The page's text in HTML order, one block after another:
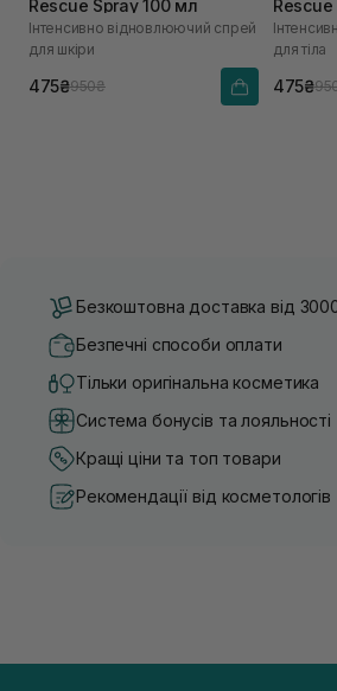
Rescue Spray 100 мл
Інтенсивно відновлюючий спрей
для шкіри
475₴950₴
для тіла
475₴
Безкоштовна доставка від
Безпечні способи оплати
Тільки оригінальна косметика
Система бонусів та лояльності
Кращі ціни та топ товари
Рекомендації від косметологів